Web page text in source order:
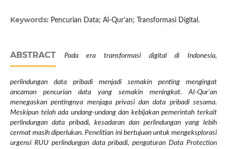
Keywords: Pencurian Data; Al-Qur’an; Transformasi Digital.
ABSTRACT Pada era transformasi digital di Indonesia,
perlindungan data pribadi menjadi semakin penting mengingat
ancaman pencurian data yang semakin meningkat. Al-Qur'an
menegaskan pentingnya menjaga privasi dan data pribadi sesama.
Meskipun telah ada undang-undang dan kebijakan pemerintah terkait
perlindungan data pribadi, kesadaran dan perlindungan yang lebih
cermat masih diperlukan. Penelitian ini bertujuan untuk mengeksplorasi
urgensi RUU perlindungan data pribadi, pengaturan Data Protection